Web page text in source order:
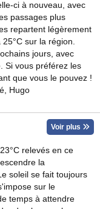
ci à nouveau, avec
passages plus
repartent légèrement
sur la région.
jours, avec
Si vous préférez les
que vous le pouvez !
Hugo
Voir plus
relevés en ce
la
soleil se fait toujours
sur le
temps à attendre